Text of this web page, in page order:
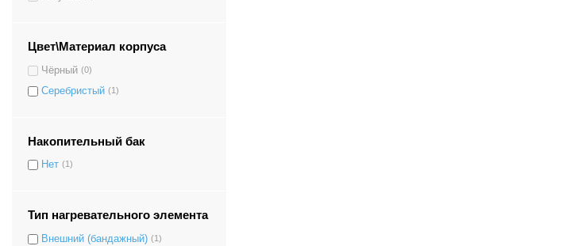
Цвет\Материал корпуса
Чёрный (0)
Серебристый (1)
Накопительный бак
Нет (1)
Тип нагревательного элемента
Внешний (бандажный) (1)